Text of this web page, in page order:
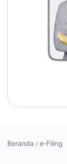
Beranda e-Filing